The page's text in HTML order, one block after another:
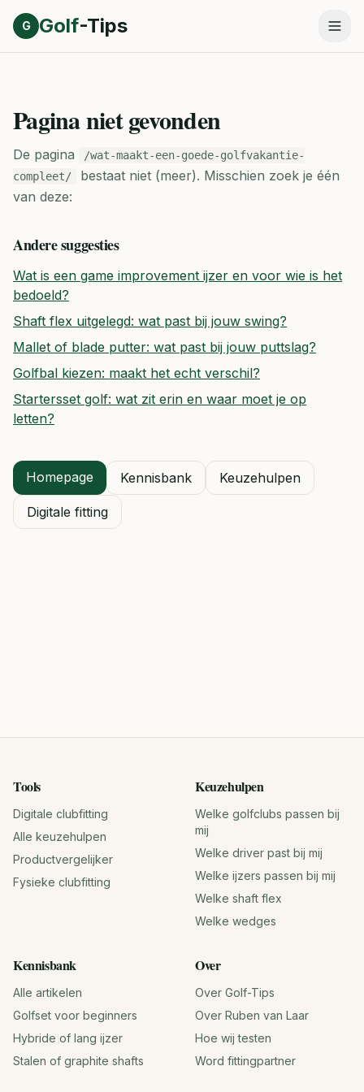
Direct naar inhoud
G Golf-Tips
Pagina niet gevonden
De pagina
/wat-maakt-een-goede-golfvakantie-
compleet/
bestaat niet (meer). Misschien zoek je één
van deze:
Andere suggesties
Wat is een game improvement ijzer en voor wie is het
bedoeld?
Shaft flex uitgelegd: wat past bij jouw swing?
Mallet of blade putter: wat past bij jouw puttslag?
Golfbal kiezen: maakt het echt verschil?
Startersset golf: wat zit erin en waar moet je op
letten?
Homepage Kennisbank Keuzehulpen
Digitale fitting
Tools
Digitale clubfitting
Alle keuzehulpen
Productvergelijker
Fysieke clubfitting
Keuzehulpen
Welke golfclubs passen bij
mij
Welke driver past bij mij
Welke ijzers passen bij mij
Welke shaft flex
Welke wedges
Kennisbank
Alle artikelen
Golfset voor beginners
Hybride of lang ijzer
Stalen of graphite shafts
Over
Over Golf-Tips
Over Ruben van Laar
Hoe wij testen
Word fittingpartner